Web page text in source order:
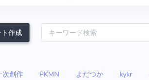
作成
次創作 PKMN よだつか kykr